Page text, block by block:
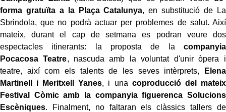
forma gratuïta a la Plaça Catalunya, en substitució de La
Sbrindola, que no podrà actuar per problemes de salut. Així
mateix, durant el cap de setmana es podran veure dos
espectacles itinerants: la proposta de la companyia
Pocacosa Teatre, nascuda amb la voluntat d'unir òpera i
teatre, així com els talents de les seves intèrprets,
Elena
Martinell i Meritxell Yanes, i una coproducció del mateix
Festival Còmic amb la companyia figuerenca Solucions
Escèniques. Finalment, no faltaran els clàssics tallers de